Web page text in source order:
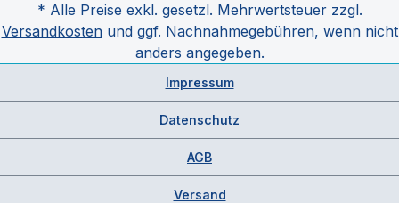
* Alle Preise exkl. gesetzl. Mehrwertsteuer zzgl.
Versandkostenund ggf. Nachnahmegebühren, wenn nicht
anders angegeben.
Impressum
Datenschutz
AGB
Versand